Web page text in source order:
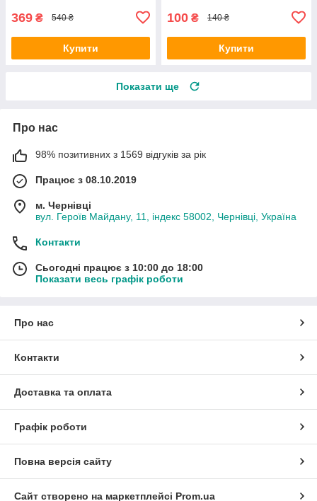
369 ₴ 540 ₴
Купити
100 ₴ 140 ₴
Купити
Показати ще
Про нас
98% позитивних з 1569 відгуків за рік
Працює з 08.10.2019
м. Чернівці
вул. Героїв Майдану, 11, індекс 58002, Чернівці, Україна
Контакти
Сьогодні працює з 10:00 до 18:00
Показати весь графік роботи
Про нас
Контакти
Доставка та оплата
Графік роботи
Повна версія сайту
Сайт створено на маркетплейсі Prom.ua